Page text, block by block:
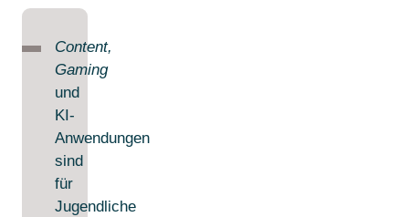
Content,
Gaming
und
KI-
Anwendungen
sind
für
Jugendliche